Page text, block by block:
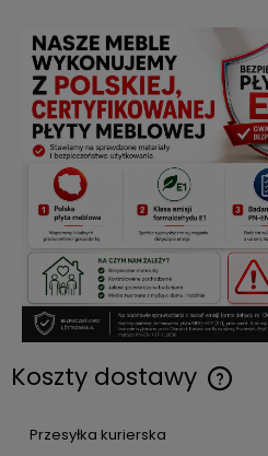
Koszty dostawy
Przesyłka kurierska